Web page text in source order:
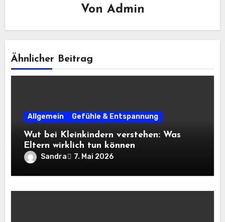
Von Admin
Ähnlicher Beitrag
Allgemein Gefühle & Entspannung
Wut bei Kleinkindern verstehen: Was
Eltern wirklich tun können
Sandra 7. Mai 2026